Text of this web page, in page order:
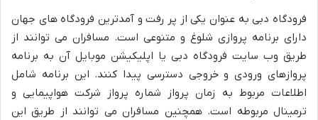
فرودگاه دبی به عنوان یکی از پر رفت و آمدترین فرودگاه های جهان
دارای برنامه پروازی شلوغ و متنوعی است. مسافران می توانند از
طریق وب سایت فرودگاه دبی یا اپلیکیشن موبایل آن به برنامه
پروازهای ورودی و خروجی دسترسی پیدا کنند. این برنامه شامل
اطلاعات مربوط به زمان پرواز شماره پرواز شرکت هواپیمایی و
ترمینال مربوطه است. همچنین مسافران می توانند از طریق این